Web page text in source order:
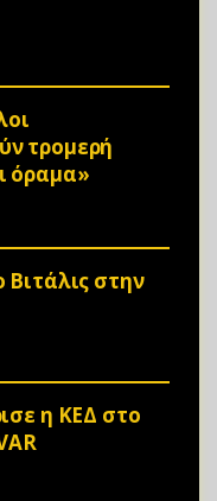
τρομερή
όραμα»
στην
η ΚΕΔ στο